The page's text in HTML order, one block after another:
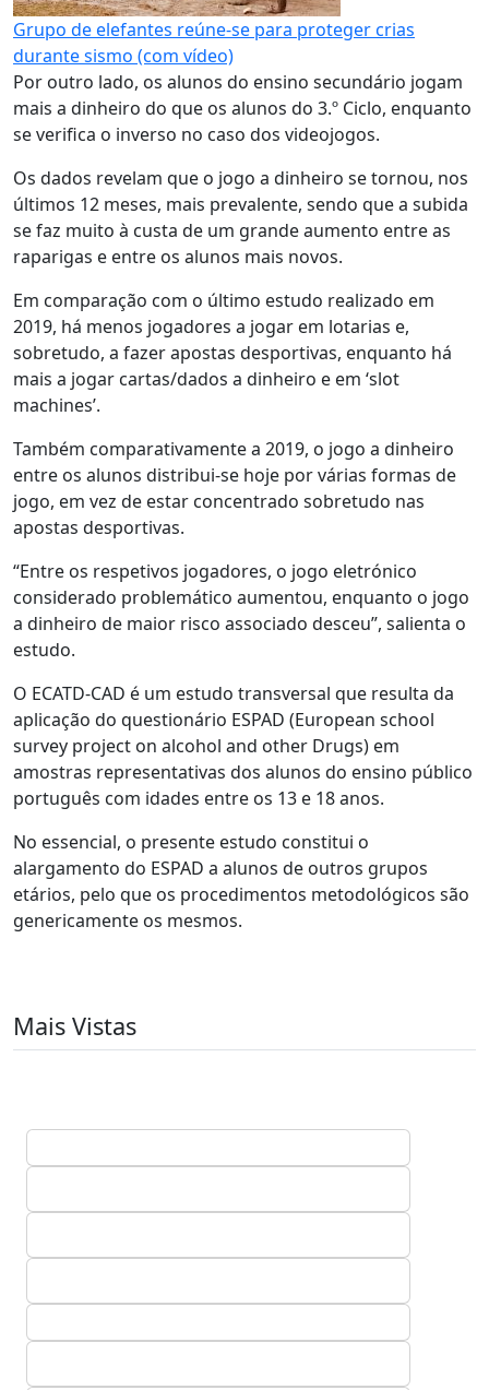
Grupo de elefantes reúne-se para proteger crias
durante sismo (com vídeo)
Por outro lado, os alunos do ensino secundário jogam
mais a dinheiro do que os alunos do 3.º Ciclo, enquanto
se verifica o inverso no caso dos videojogos.
Os dados revelam que o jogo a dinheiro se tornou, nos
últimos 12 meses, mais prevalente, sendo que a subida
se faz muito à custa de um grande aumento entre as
raparigas e entre os alunos mais novos.
Em comparação com o último estudo realizado em
2019, há menos jogadores a jogar em lotarias e,
sobretudo, a fazer apostas desportivas, enquanto há
mais a jogar cartas/dados a dinheiro e em ‘slot
machines’.
Também comparativamente a 2019, o jogo a dinheiro
entre os alunos distribui-se hoje por várias formas de
jogo, em vez de estar concentrado sobretudo nas
apostas desportivas.
“Entre os respetivos jogadores, o jogo eletrónico
considerado problemático aumentou, enquanto o jogo
a dinheiro de maior risco associado desceu”, salienta o
estudo.
O ECATD-CAD é um estudo transversal que resulta da
aplicação do questionário ESPAD (European school
survey project on alcohol and other Drugs) em
amostras representativas dos alunos do ensino público
português com idades entre os 13 e 18 anos.
No essencial, o presente estudo constitui o
alargamento do ESPAD a alunos de outros grupos
etários, pelo que os procedimentos metodológicos são
genericamente os mesmos.
Mais Vistas